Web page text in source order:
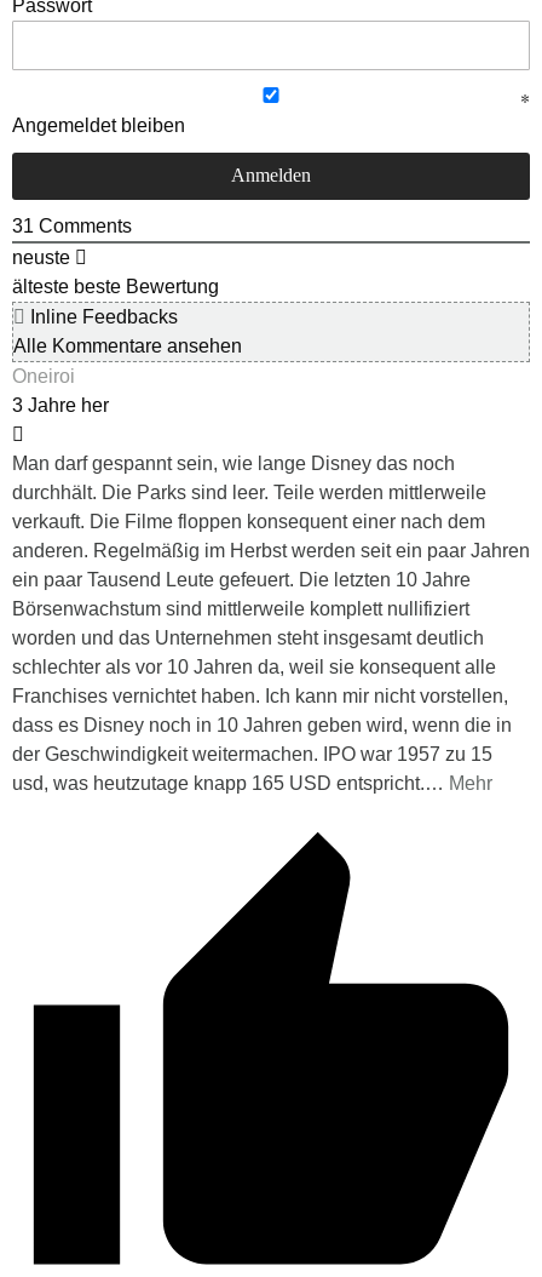
Passwort
Angemeldet bleiben
31 Comments
neuste
älteste beste Bewertung
Inline Feedbacks
Alle Kommentare ansehen
Oneiroi
3 Jahre her
Man darf gespannt sein, wie lange Disney das noch
durchhält. Die Parks sind leer. Teile werden mittlerweile
verkauft. Die Filme floppen konsequent einer nach dem
anderen. Regelmäßig im Herbst werden seit ein paar Jahren
ein paar Tausend Leute gefeuert. Die letzten 10 Jahre
Börsenwachstum sind mittlerweile komplett nullifiziert
worden und das Unternehmen steht insgesamt deutlich
schlechter als vor 10 Jahren da, weil sie konsequent alle
Franchises vernichtet haben. Ich kann mir nicht vorstellen,
dass es Disney noch in 10 Jahren geben wird, wenn die in
der Geschwindigkeit weitermachen. IPO war 1957 zu 15
usd, was heutzutage knapp 165 USD entspricht.… Mehr